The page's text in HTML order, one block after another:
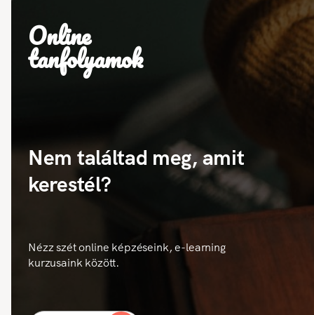
Online
tanfolyamok
Nem találtad meg, amit
kerestél?
Nézz szét online képzéseink, e-learning
kurzusaink között.